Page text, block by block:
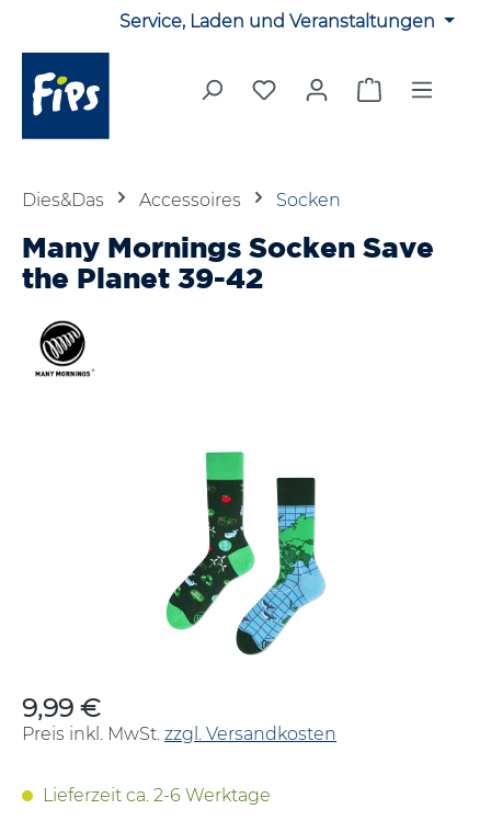
Zum Hauptinhalt springenService, Laden und Veranstaltungen
Du hast 0 Produkte auf
Warenkorb
Dies&Das Accessoires Socken
Many Mornings Socken Save
the Planet 39-42
Regulärer Preis:
9,99 €
Preis inkl. MwSt. zzgl. Versandkosten
Lieferzeit ca. 2-6 Werktage